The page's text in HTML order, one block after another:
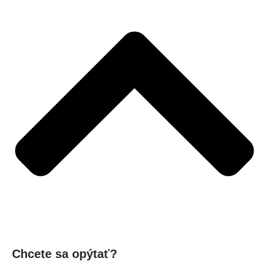
Chcete sa opýtať?